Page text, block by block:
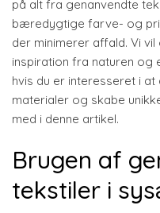
på alt fra genanvendte
bæredygtige farve- og
der minimerer affald. Vi
inspiration fra naturen og
hvis du er interesseret i
materialer og skabe
med i denne artikel.
Brugen af
tekstiler i